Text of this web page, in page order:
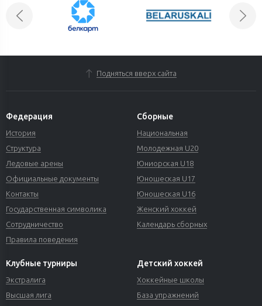
Подняться вверх сайта
Федерация
История
Структура
Ледовые арены
Официальные документы
Контакты
Государственная символика
Сотрудничество
Правила поведения
Сборные
Национальная
Молодежная U20
Юниорская U18
Юношеская U17
Юношеская U16
Женский хоккей
Календарь сборных
Клубные турниры
Экстралига
Высшая лига
Детский хоккей
Хоккейные школы
База упражнений